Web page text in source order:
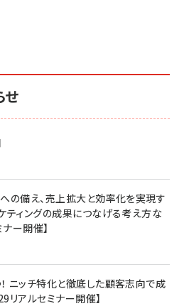
せ
の備え、売上拡大と効率化を実現す
ティングの成果につなげる考え方な
ー開催】
ニッチ特化と徹底した顧客志向で成
リアルセミナー開催】